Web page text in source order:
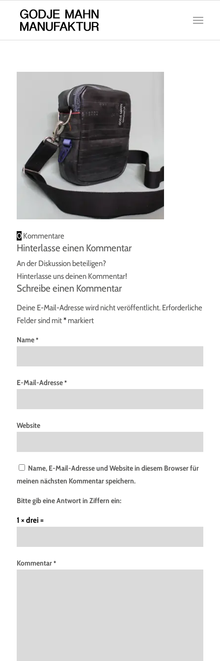
0 Kommentare
Hinterlasse einen Kommentar
An der Diskussion beteiligen?
Hinterlasse uns deinen Kommentar!
Schreibe einen Kommentar
Deine E-Mail-Adresse wird nicht veröffentlicht. Erforderliche
Felder sind mit*markiert
Name*
E-Mail-Adresse*
Website
Name, E-Mail-Adresse und Website in diesem Browser für
meinen nächsten Kommentar speichern.
Bitte gib eine Antwort in Ziffern ein:
1 × drei =
Kommentar*